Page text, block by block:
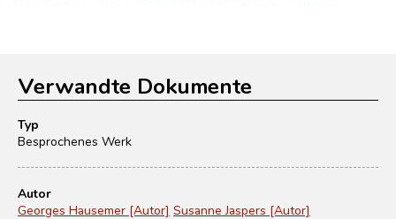
Verwandte Dokumente
Typ
Besprochenes Werk
Autor
Georges Hausemer [Autor] Susanne Jaspers [Autor]